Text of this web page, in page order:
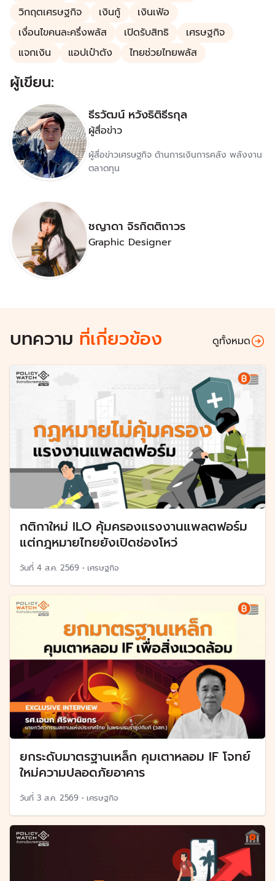
วิกฤตเศรษฐกิจ
เงินกู้
เงินเฟ้อ
เงื่อนไขคนละครึ่งพลัส
เปิดรับสิทธิ
เศรษฐกิจ
แจกเงิน
แอปเป๋าตัง ไทยช่วยไทยพลัส
ผู้เขียน:
ธีรวัฒน์ หวังธิติธีรกุล
ผู้สื่อข่าว
ผู้สื่อข่าวเศรษฐกิจ ด้านการเงินการคลัง พลังงาน
ตลาดทุน
ชญาดา จิรกิตติถาวร
Graphic Designer
บทความ ที่เกี่ยวข้อง ดูทั้งหมด
กติกาใหม่ ILO คุ้มครองแรงงานแพลตฟอร์ม
แต่กฎหมายไทยยังเปิดช่องโหว่
วันที่ 4 ส.ค. 2569 • เศรษฐกิจ
ยกระดับมาตรฐานเหล็ก คุมเตาหลอม IF โจทย์
ใหม่ความปลอดภัยอาคาร
วันที่ 3 ส.ค. 2569 • เศรษฐกิจ